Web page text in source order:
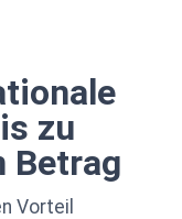
zu
Betrag
Vorteil